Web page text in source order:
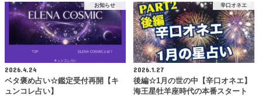
お知らせ
2026.4.24
ベタ褒め占い☆鑑定受付再開【キ
ュンコレ占い】
辛口オネエ
2026.1.27
後編☆1月の世の中【辛口オネエ】
海王星牡羊座時代の本番スタート